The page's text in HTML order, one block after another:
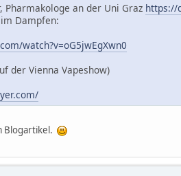
Pharmakologe an der Uni Graz https://
Dampfen:
watch?v=oG5jwEgXwn0
der Vienna Vapeshow)
Blogartikel.